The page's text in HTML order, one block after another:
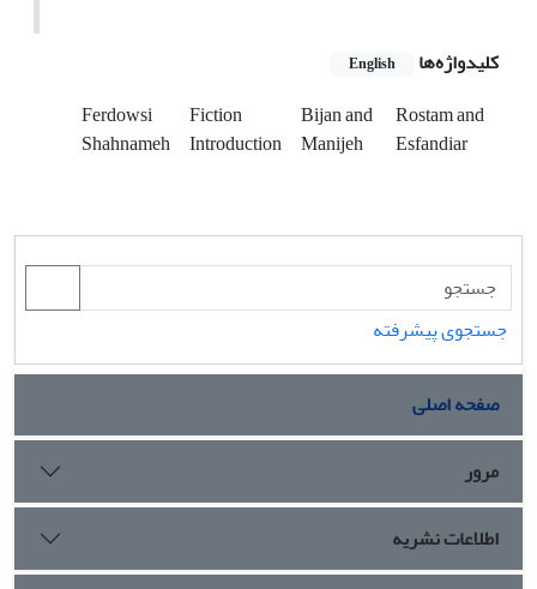
کلیدواژه‌ها English
Ferdowsi
Shahnameh
Fiction
Introduction
Bijan and
Manijeh
Rostam and
Esfandiar
جستجوی پیشرفته
صفحه اصلی
مرور
اطلاعات نشریه